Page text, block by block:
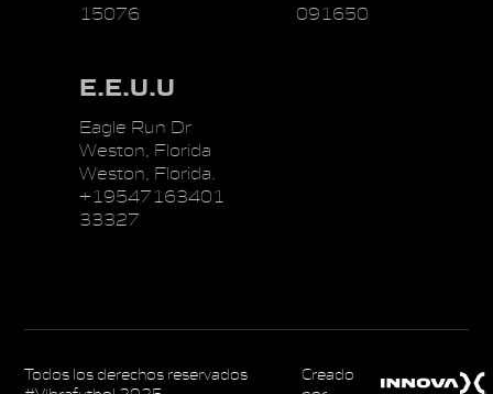
15076
091650
E.E.U.U
Eagle Run Dr
Weston, Florida
Weston, Florida.
+19547163401
33327
Todos los derechos reservados
Creado